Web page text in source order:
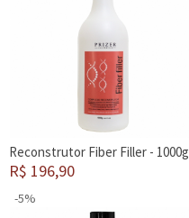
Reconstrutor Fiber Filler - 1000g
R$ 196,90
-5%